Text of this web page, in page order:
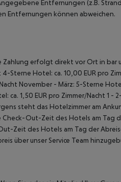
Entfernungen (z.B.
Entfernungen können abweichen.
Zahlung erfolgt direkt vor Ort in bar
4-Sterne Hotel: ca. 10,00 EUR pro
November - März: 5-Sterne
ca. 1,50 EUR pro Zimmer/Nacht 1 -
steht das Hotelzimmer am
Out-Zeit des Hotels am Tag
Zeit des Hotels am Tag der
über unser Service Team